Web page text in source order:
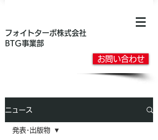
フォイトターボ株式会社
BTG事業部
お問い合わせ
ニュース
発表･出版物